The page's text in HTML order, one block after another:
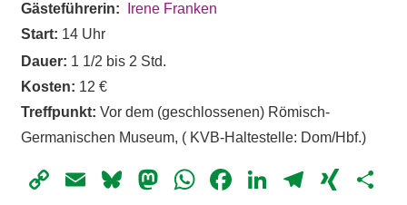
Gästeführerin:
Irene Franken
Start: 14 Uhr
Dauer: 1 1/2 bis 2 Std.
Kosten: 12 €
Treffpunkt: Vor dem (geschlossenen) Römisch-
Germanischen Museum, ( KVB-Haltestelle: Dom/Hbf.)
CopyEmailBluesky
Mastodon
WhatsApp
Facebook
LinkedIn